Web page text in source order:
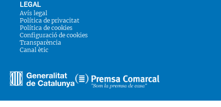
LEGAL
Avís legal
Política de privacitat
Política de cookies
Configuració de cookies
Transparència
Canal ètic